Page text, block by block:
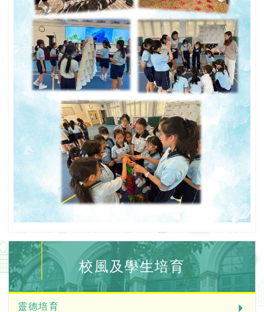
校風及學生培育
靈德培育